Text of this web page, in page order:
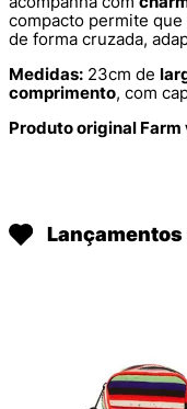
compacto permite
de forma cruzada,
Medidas: 23cm de
comprimento, com
Produto original Farm
Lançamentos